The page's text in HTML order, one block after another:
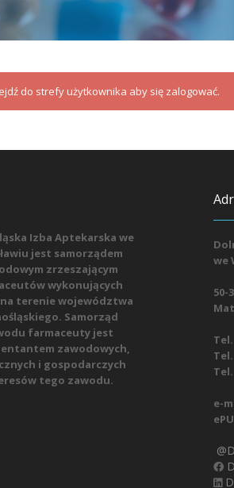
do strefy użytkownika aby się zalogować.
Izba Aptekarska we
jest samorządem
zrzeszającym
wykonujących
terenie województwa
Samorząd
farmaceuty jest
zawodowych,
i gospodarczych
tego zawodu.
we
50-
Tel.
Tel.
Tel.
e-